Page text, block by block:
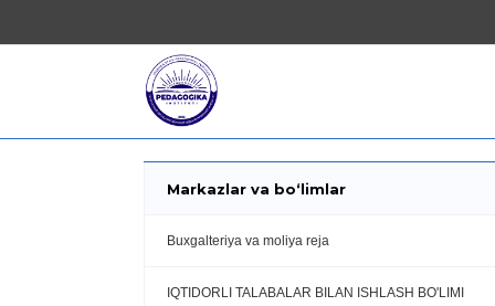
Markazlar va bo‘limlar
Buxgalteriya va moliya reja
IQTIDORLI TALABALAR BILAN ISHLASH BO'LIMI